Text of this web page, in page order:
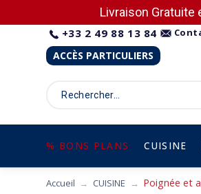
Livraison Gratuite
+33 2 49 88 13 84
ACCÈS PARTICULIERS
% BONS PLANS CUISINE
Accueil CUISINE Poignée et